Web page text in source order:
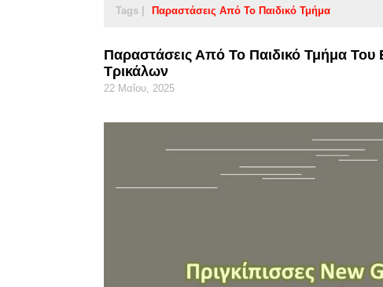
Tags | Παραστάσεις Από Το Παιδικό Τμήμα
Παραστάσεις Από Το Παιδικό Τμήμα Του
Τρικάλων
22 Μαΐου, 2025